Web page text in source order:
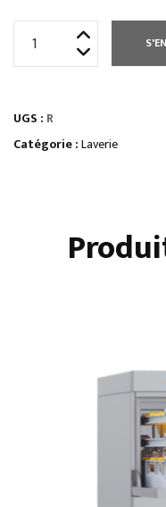
DE
CHALEUR
UGS : R
Catégorie :Laverie